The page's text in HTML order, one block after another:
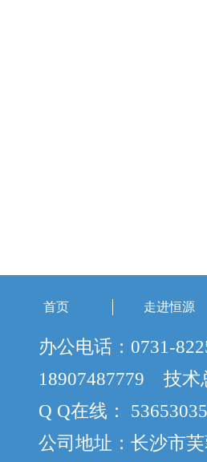
首页 走进恒源
办公电话：0731-
18907487779 技
Q Q在线：
公司地址：长沙市